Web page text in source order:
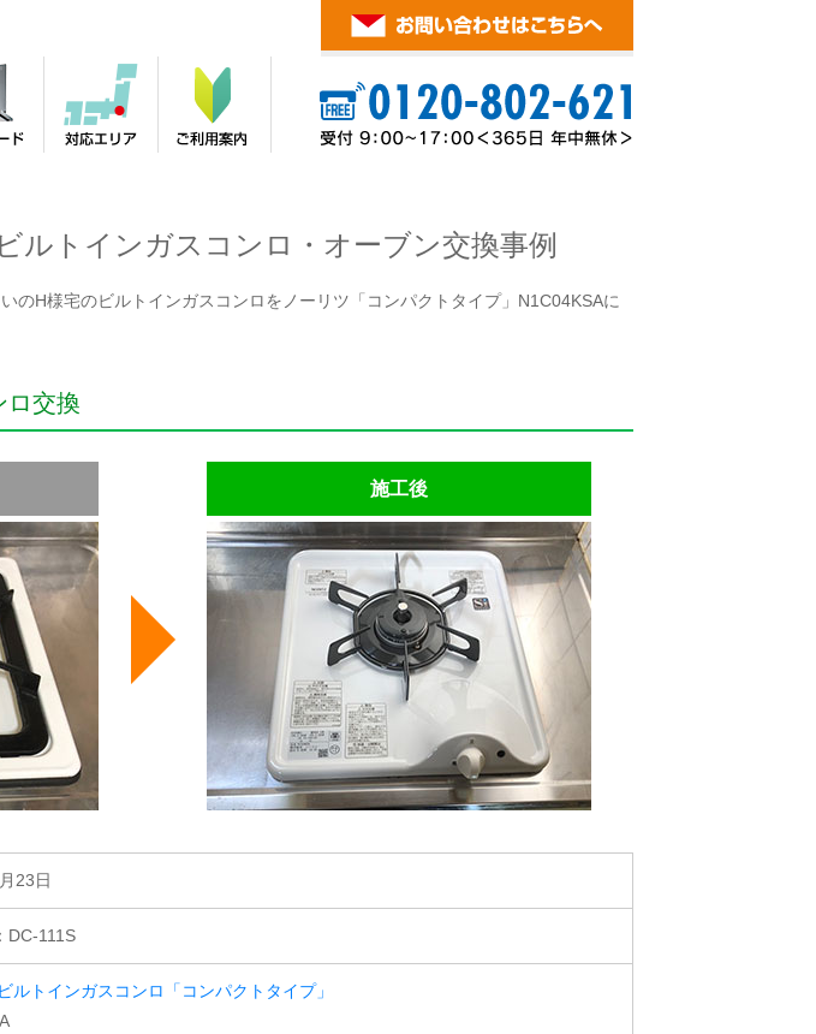
ルトインガスコンロ・オーブン交換事例
のH様宅のビルトインガスコンロをノーリツ「コンパクトタイプ」N1C04KSAに
ロ交換
施工後
23日
DC-111S
ルトインガスコンロ「コンパクトタイプ」